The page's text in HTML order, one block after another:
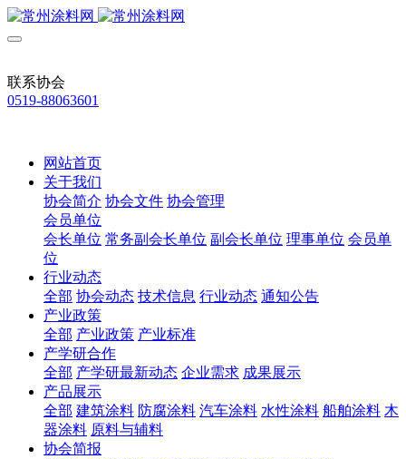
联系协会
0519-88063601
网站首页
关于我们
协会简介 协会文件 协会管理
会员单位
会长单位 常务副会长单位 副会长单位 理事单位 会员单
位
行业动态
全部 协会动态 技术信息 行业动态 通知公告
产业政策
全部 产业政策 产业标准
产学研合作
全部 产学研最新动态 企业需求 成果展示
产品展示
全部 建筑涂料 防腐涂料 汽车涂料 水性涂料 船舶涂料 木
器涂料 原料与辅料
协会简报